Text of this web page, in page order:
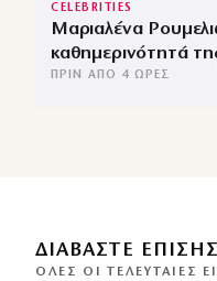
CELEBRITIES
Μαριαλένα
καθημερινότητά
ΠΡΙΝ ΑΠΌ 4 ΏΡΕΣ
ΔΙΑΒΑΣΤΕ ΕΠΙΣΗΣ
ΌΛΕΣ ΟΙ ΤΕΛΕΥΤΑΊΕΣ